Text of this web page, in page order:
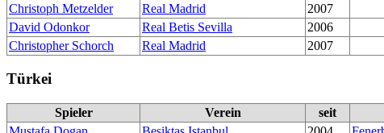
Christoph Metzelder
Real Madrid
2007
David Odonkor
Real Betis Sevilla
2006
Christopher Schorch
Real Madrid 2007
Türkei
Spieler Verein seit